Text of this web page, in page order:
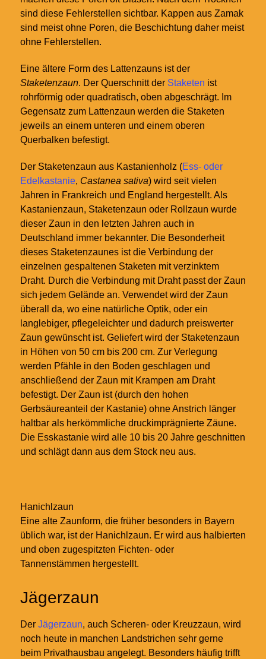
sind diese Fehlerstellen sichtbar. Kappen aus Zamak
sind meist ohne Poren, die Beschichtung daher meist
ohne Fehlerstellen.
Eine ältere Form des Lattenzauns ist der
Staketenzaun. Der Querschnitt der Staketen ist
rohrförmig oder quadratisch, oben abgeschrägt. Im
Gegensatz zum Lattenzaun werden die Staketen
jeweils an einem unteren und einem oberen
Querbalken befestigt.
Der Staketenzaun aus Kastanienholz (Ess- oder
Edelkastanie, Castanea sativa) wird seit vielen
Jahren in Frankreich und England hergestellt. Als
Kastanienzaun, Staketenzaun oder Rollzaun wurde
dieser Zaun in den letzten Jahren auch in
Deutschland immer bekannter. Die Besonderheit
dieses Staketenzaunes ist die Verbindung der
einzelnen gespaltenen Staketen mit verzinktem
Draht. Durch die Verbindung mit Draht passt der Zaun
sich jedem Gelände an. Verwendet wird der Zaun
überall da, wo eine natürliche Optik, oder ein
langlebiger, pflegeleichter und dadurch preiswerter
Zaun gewünscht ist. Geliefert wird der Staketenzaun
in Höhen von 50 cm bis 200 cm. Zur Verlegung
werden Pfähle in den Boden geschlagen und
anschließend der Zaun mit Krampen am Draht
befestigt. Der Zaun ist (durch den hohen
Gerbsäureanteil der Kastanie) ohne Anstrich länger
haltbar als herkömmliche druckimprägnierte Zäune.
Die Esskastanie wird alle 10 bis 20 Jahre geschnitten
und schlägt dann aus dem Stock neu aus.
Hanichlzaun
Eine alte Zaunform, die früher besonders in Bayern
üblich war, ist der Hanichlzaun. Er wird aus halbierten
und oben zugespitzten Fichten- oder
Tannenstämmen hergestellt.
Jägerzaun
Der Jägerzaun, auch Scheren- oder Kreuzzaun, wird
noch heute in manchen Landstrichen sehr gerne
beim Privathausbau angelegt. Besonders häufig trifft